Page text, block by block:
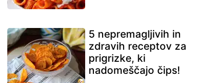
5 nepremagljivih in
zdravih receptov za
prigrizke, ki
nadomeščajo čips!